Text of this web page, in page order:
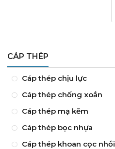
CÁP THÉP
Cáp thép chịu lực
Cáp thép chống xoắn
Cáp thép mạ kẽm
Cáp thép bọc nhựa
Cáp thép khoan cọc nhồi